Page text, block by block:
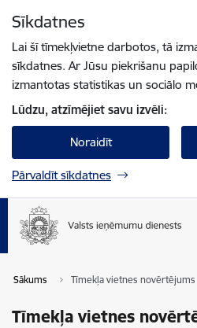
Sīkdatnes
Lai šī tīmekļvietne darbotos, tā
sīkdatnes. Ar Jūsu piekrišanu
izmantotas statistikas un sociālo
Lūdzu, atzīmējiet savu izvēli:
Noraidīt
Pārvaldīt sīkdatnes
Sākums Tīmekļa vietnes novērtējums
Tīmekļa vietnes